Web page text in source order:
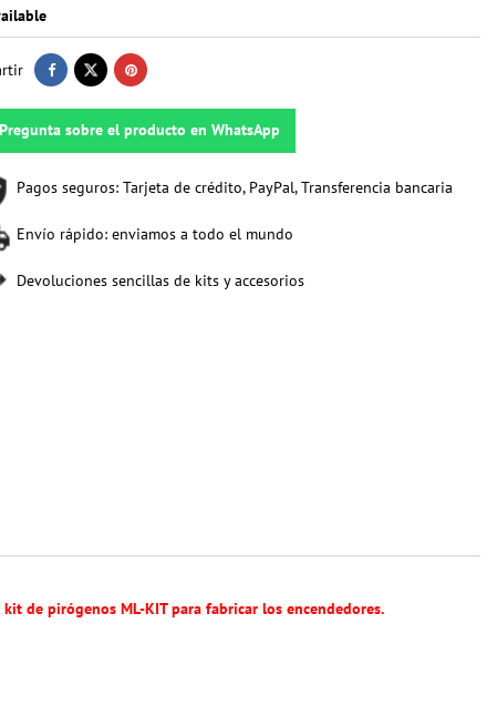
Pregunta sobre el producto en WhatsApp
Pagos seguros: Tarjeta de crédito, PayPal, Transferencia bancaria
Envío rápido: enviamos a todo el mundo
Devoluciones sencillas de kits y accesorios
de pirógenos ML-KIT para fabricar los encendedores.